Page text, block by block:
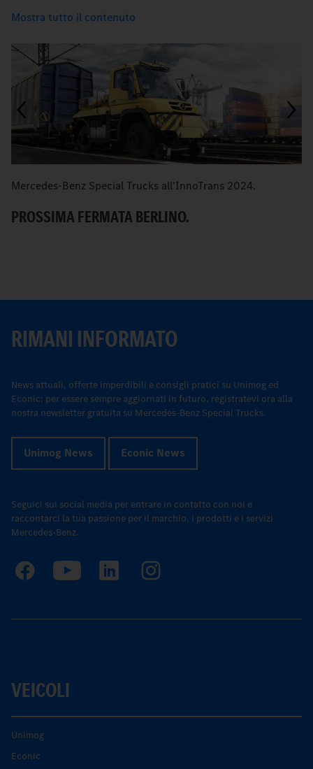
Mostra tutto il contenuto
Mercedes-Benz Special Trucks all'InnoTrans 2024.
PROSSIMA FERMATA BERLINO.
RIMANI INFORMATO
News attuali, offerte imperdibili e consigli pratici su Unimog ed
Econic: per essere sempre aggiornati in futuro, registratevi ora alla
nostra newsletter gratuita su Mercedes-Benz Special Trucks.
Unimog News Econic News
Seguici sui social media per entrare in contatto con noi e
raccontarci la tua passione per il marchio, i prodotti e i servizi
Mercedes-Benz.
VEICOLI
Unimog
Econic